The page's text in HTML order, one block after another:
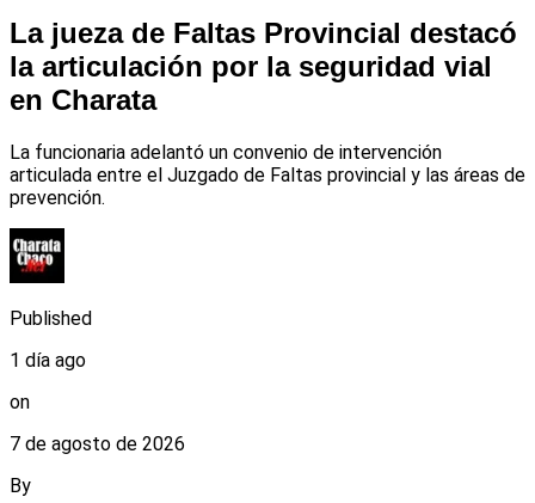
La jueza de Faltas Provincial destacó
la articulación por la seguridad vial
en Charata
La funcionaria adelantó un convenio de intervención
articulada entre el Juzgado de Faltas provincial y las áreas de
prevención.
Published
1 día ago
on
7 de agosto de 2026
By